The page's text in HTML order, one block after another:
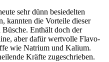
sehr dünn besie­delten
kannten die Vorteile dieser
Büsche. Enthält doch der
aber dafür wert­volle Flavo­
wie Natrium und Kalium.
Kräfte zuge­schrieben.